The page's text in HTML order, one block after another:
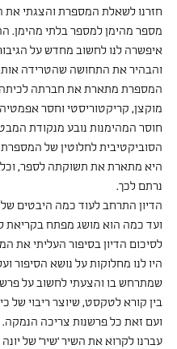
חזרנו לשאלת המספרת והצגתי את
מספר מהימן למספר בלתי מהימן.
איפשרה לנו לחשוב מחדש על
והבהיר את התחושה שהטרידה
המספרת מתארת את חברתה לכיתה
מוקצן, קריקטוריסטי וחסר
חוסר המהימנות נובע מנקודת
הסוביקטיבית לחלוטין של המספרת
היא מתארת את תשוקתה לספר,
נרתם לכך.
הדיון התרחב לעוד כמה היבטים
ועד כמה הוא מושג מפתח בקריאת
לסיכום הדיון בסיפור העליתי את
היו לנו מחלוקות על נושא הסיפור
שמתרחש בו והצעתי לחשוב על
בין קורא לטקסט, שיוצר ריבוי של
ועם זאת כל פרשנות צריכה הנמקה.
עברנו לקרוא את השיר 'שיר' של יונה